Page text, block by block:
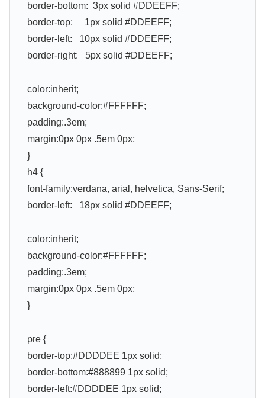
border-bottom: 3px solid #DDEEFF;
border-top: 1px solid #DDEEFF;
border-left: 10px solid #DDEEFF;
border-right: 5px solid #DDEEFF;
color:inherit;
background-color:#FFFFFF;
padding:.3em;
margin:0px 0px .5em 0px;
}
h4 {
font-family:verdana, arial, helvetica, Sans-Serif;
border-left: 18px solid #DDEEFF;
color:inherit;
background-color:#FFFFFF;
padding:.3em;
margin:0px 0px .5em 0px;
}
pre {
border-top:#DDDDEE 1px solid;
border-bottom:#888899 1px solid;
border-left:#DDDDEE 1px solid;